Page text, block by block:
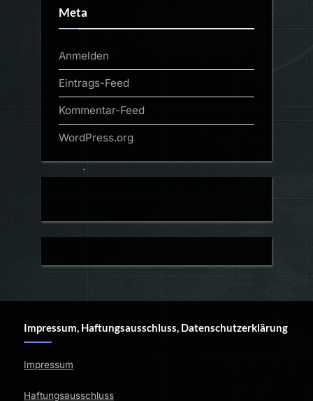
Meta
Anmelden
Eintrags-Feed
Kommentar-Feed
WordPress.org
Impressum, Haftungsausschluss, Datenschutzerklärung
Impressum
Haftungsausschluss